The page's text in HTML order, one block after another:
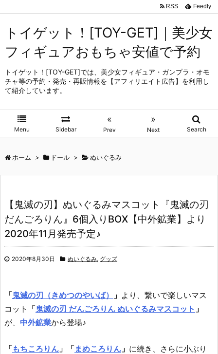
トイゲット！[TOY-GET]｜美少女
フィギュアおもちゃ安値で予約
トイゲット！[TOY-GET]では、美少女フィギュア・ガンプラ・オモ
チャ等の予約・発売・再販情報を【アフィリエイト広告】を利用し
て紹介しています。
Menu Sidebar
«
Prev
»
Next Search
RSS Feedly
ホーム > ドール > ぬいぐるみ
【鬼滅の刃】ぬいぐるみマスコット『鬼滅の刃
だんごろりん』6個入りBOX【中外鉱業】より
2020年11月発売予定♪
2020年8月30日 ぬいぐるみ, グッズ
「鬼滅の刃（きめつのやいば） 」 より、 繋いで楽しいマス
コット
「鬼滅の刃 だんごろりん ぬいぐるみマスコット 」
が、 中外鉱業から登場♪
「 もちころりん 」「 まめころりん 」 に続き、さらに小ぶり